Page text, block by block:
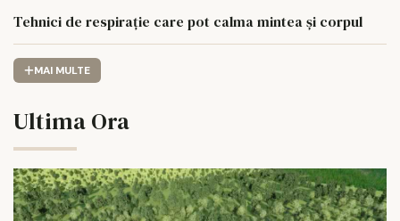
Tehnici de respirație care pot calma mintea și corpul
MAI MULTE
Ultima Ora